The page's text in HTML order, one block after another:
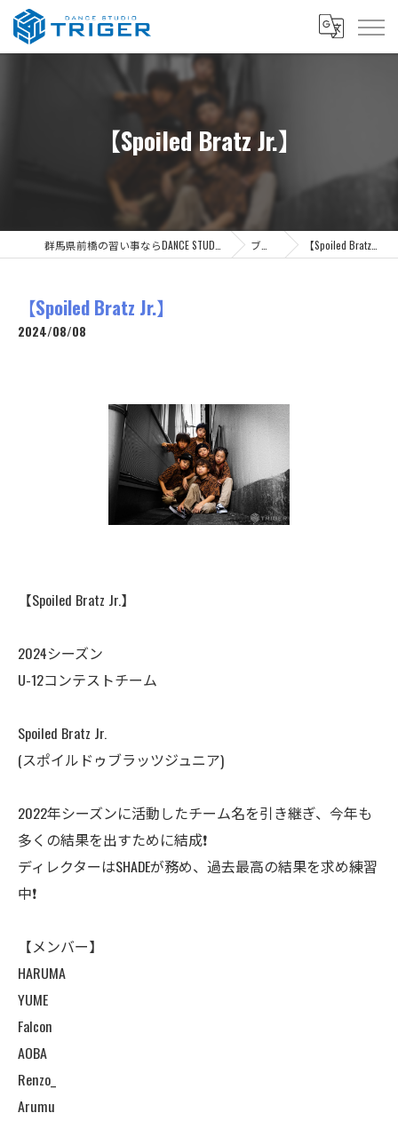
【Spoiled Bratz Jr.】
ブログ 【Spoiled Bratz Jr.】
【Spoiled Bratz Jr.】
2024/08/08
【Spoiled Bratz Jr.】
2024シーズン
U-12コンテストチーム
Spoiled Bratz Jr.
(スポイルドゥブラッツジュニア)
2022年シーズンに活動したチーム名を引き継ぎ、今年も
多くの結果を出すために結成❗️
ディレクターはSHADEが務め、過去最高の結果を求め練習
中❗️
【メンバー】
HARUMA
YUME
Falcon
AOBA
Renzo_
Arumu